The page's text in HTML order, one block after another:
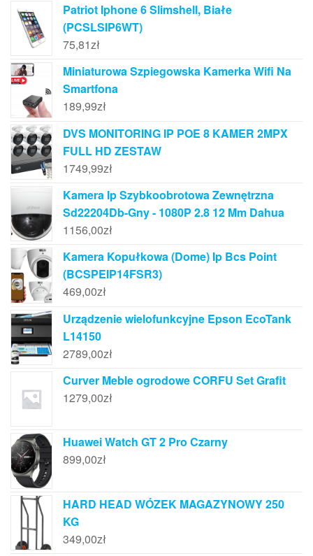
Patriot Iphone 6 Slimshell, Białe
(PCSLSIP6WT)
75,81zł
Miniaturowa Szpiegowska Kamerka Wifi Na
Smartfona
189,99zł
DVS MONITORING IP POE 8 KAMER 2MPX
FULL HD ZESTAW
1749,99zł
Kamera Ip Szybkoobrotowa Zewnętrzna
Sd22204Db-Gny - 1080P 2.8 12 Mm Dahua
1156,00zł
Kamera Kopułkowa (Dome) Ip Bcs Point
(BCSPEIP14FSR3)
469,00zł
Urządzenie wielofunkcyjne Epson EcoTank
L14150
2789,00zł
Curver Meble ogrodowe CORFU Set Grafit
1279,00zł
Huawei Watch GT 2 Pro Czarny
899,00zł
HARD HEAD WÓZEK MAGAZYNOWY 250
KG
349,00zł